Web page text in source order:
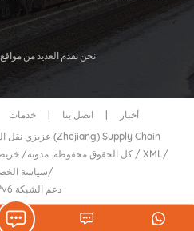
نحن نقدم العديد من
خدمات اتصل بنا
أخبار
Management Co.، Ltd. كل الحقوق محفوظة. مدونة/ / XML/
سياسة/
IPv6 دعم الشبكة